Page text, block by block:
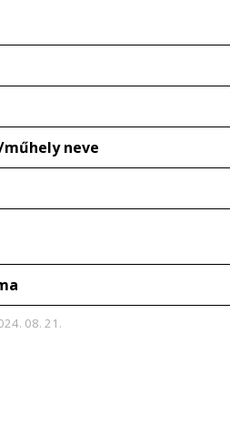
neve
08. 21.